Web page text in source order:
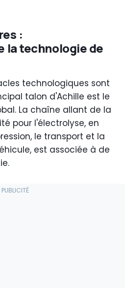
:
la technologie de
technologiques sont
talon d'Achille est le
La chaîne allant de la
pour l'électrolyse, en
le transport et la
est associée à de